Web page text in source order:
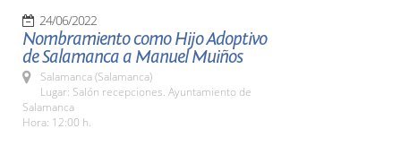
24/06/2022
Nombramiento como Hijo Adoptivo
de Salamanca a Manuel Muiños
Salamanca (Salamanca)
Lugar: Salón recepciones. Ayuntamiento de
Salamanca
Hora: 12:00 h.